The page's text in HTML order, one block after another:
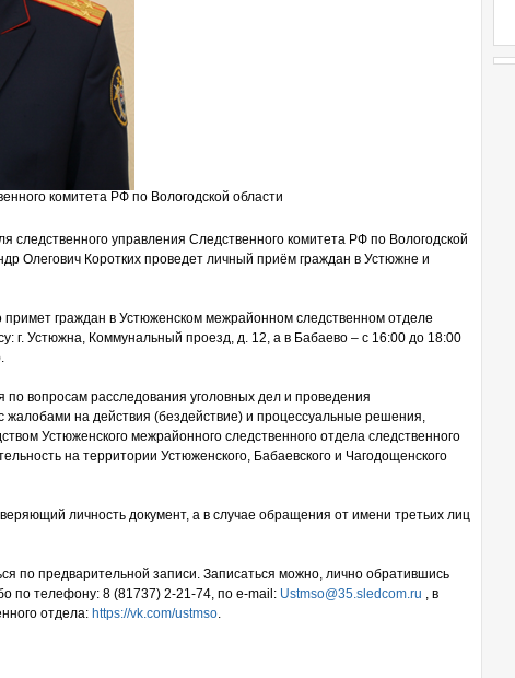
комитета РФ по Вологодской области
следственного управления Следственного комитета РФ по Вологодской
Олегович Коротких проведет личный приём граждан в Устюжне и
примет граждан в Устюженском межрайонном следственном отделе
г. Устюжна, Коммунальный проезд, д. 12, а в Бабаево – с 16:00 до 18:00
вопросам расследования уголовных дел и проведения
жалобами на действия (бездействие) и процессуальные решения,
Устюженского межрайонного следственного отдела следственного
на территории Устюженского, Бабаевского и Чагодощенского
личность документ, а в случае обращения от имени третьих лиц
по предварительной записи. Записаться можно, лично обратившись
по телефону: 8 (81737) 2-21-74, по e-mail: Ustmso@35.sledcom.ru , в
отдела: https://vk.com/ustmso.